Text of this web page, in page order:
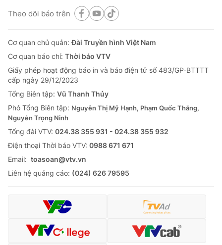
Theo dõi báo trên
Cơ quan chủ quản:Đài Truyền hình Việt Nam
Cơ quan báo chí: Thời báo VTV
Giấy phép hoạt động báo in và báo điện tử số 483/GP-BTTTT
cấp ngày 29/12/2023
Tổng Biên tập: Vũ Thanh Thủy
Phó Tổng Biên tập: Nguyễn Thị Mỹ Hạnh, Phạm Quốc Thắng,
Nguyễn Trọng Ninh
Tổng đài VTV: 024.38 355 931 - 024.38 355 932
Ðiện thoại Thời báo VTV: 0988 671 671
Email: toasoan@vtv.vn
Liên hệ quảng cáo: (024) 626 79595